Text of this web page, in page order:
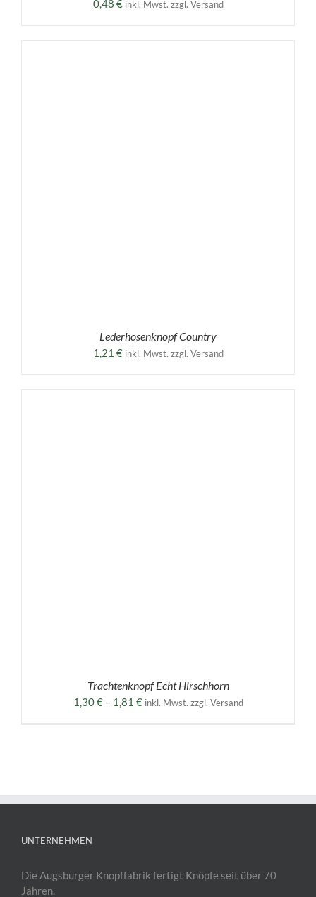
0,48 € inkl. Mwst. zzgl. Versand
Lederhosenknopf Country
1,21 € inkl. Mwst. zzgl. Versand
Trachtenknopf Echt Hirschhorn
1,30€ – 1,81 €Preisspanne:
inkl. Mwst. zzgl. Versand
UNTERNEHMEN
Die Augsburger Knopffabrik fertigt Knöpfe seit über 70
Jahren.